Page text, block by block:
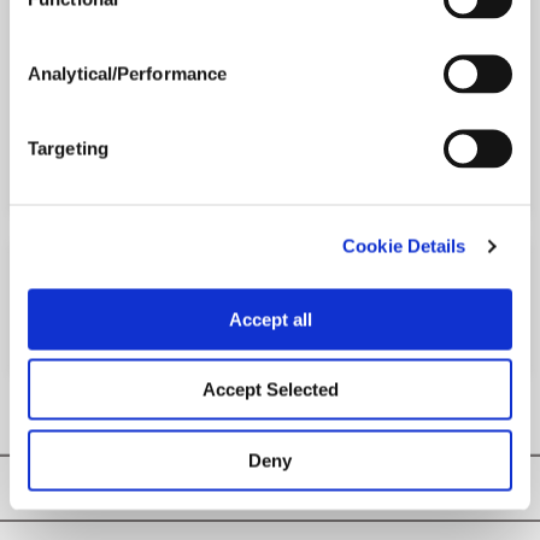
Analytical/Performance
Targeting
Cookie Details
Accept all
Accept Selected
Deny
La méthode la plus pratique et efficace de traiter le
Version imprimable
PDF version
Malathion
Privacy Policy